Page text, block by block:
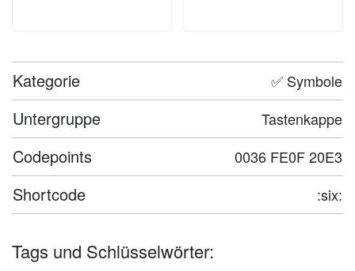
Kategorie ✅ Symbole
Untergruppe Tastenkappe
Codepoints 0036 FE0F 20E3
Shortcode :six:
Tags und Schlüsselwörter: